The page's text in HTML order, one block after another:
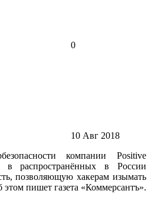
0
10 Авг 2018
компании Positive
в распространённых в России
позволяющую хакерам изымать
пишет газета «Коммерсантъ».